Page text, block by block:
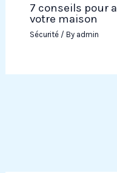
7 conseils pour
votre maison
Sécurité/ By admin